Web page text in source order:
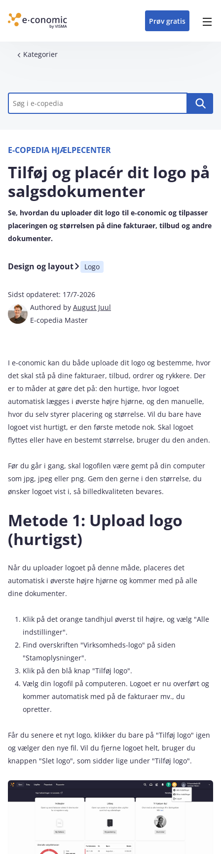
Header top menu
Prøv gratis
skræddersyet løsning
til din branche
e‑conomic
alle funktioner i
e‑conomic
e‑conomic
skræddersyede kurser
til administratorer
forhandler kan styrke
og vækste din
Brødkrumme
Kategorier
Nøgleord
E-COPEDIA HJÆLPECENTER
Tilføj og placér dit logo på
salgsdokumenter
Se, hvordan du uploader dit logo til e‑conomic og tilpasser
placeringen og størrelsen på dine fakturaer, tilbud og andre
dokumenter.
Design og layout Logo
Sidst opdateret: 17/7-2026
Authored by August Juul
E-copedia Master
I e‑conomic kan du både uploade dit logo og bestemme, hvor
det skal stå på dine fakturaer, tilbud, ordrer og rykkere. Der
er to måder at gøre det på: den hurtige, hvor logoet
automatisk lægges i øverste højre hjørne, og den manuelle,
hvor du selv styrer placering og størrelse. Vil du bare have
logoet vist hurtigt, er den første metode nok. Skal logoet
flyttes eller have en bestemt størrelse, bruger du den anden.
Før du går i gang, skal logofilen være gemt på din computer
som jpg, jpeg eller png. Gem den gerne i den størrelse, du
ønsker logoet vist i, så billedkvaliteten bevares.
Metode 1: Upload logo
(hurtigst)
Når du uploader logoet på denne måde, placeres det
automatisk i øverste højre hjørne og kommer med på alle
dine dokumenter.
Klik på det orange tandhjul øverst til højre, og vælg "Alle
indstillinger".
Find overskriften "Virksomheds-logo" på siden
"Stamoplysninger".
Klik på den blå knap "Tilføj logo".
Vælg din logofil på computeren. Logoet er nu overført og
kommer automatisk med på de fakturaer mv., du
opretter.
Får du senere et nyt logo, klikker du bare på "Tilføj logo" igen
og vælger den nye fil. Vil du fjerne logoet helt, bruger du
knappen "Slet logo", som sidder lige under "Tilføj logo".